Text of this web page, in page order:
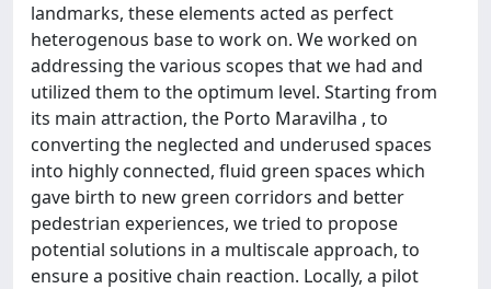
landmarks, these elements acted as perfect
heterogenous base to work on. We worked on
addressing the various scopes that we had and
utilized them to the optimum level. Starting from
its main attraction, the Porto Maravilha , to
converting the neglected and underused spaces
into highly connected, fluid green spaces which
gave birth to new green corridors and better
pedestrian experiences, we tried to propose
potential solutions in a multiscale approach, to
ensure a positive chain reaction. Locally, a pilot